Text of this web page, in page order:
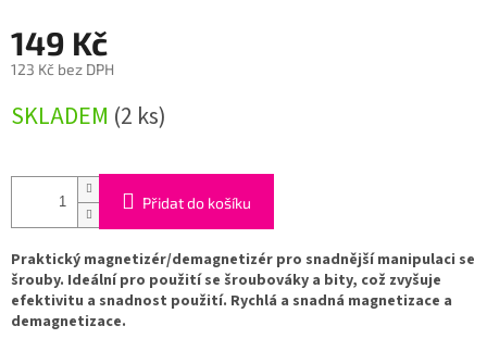
149 Kč
123 Kč bez DPH
cena:
SKLADEM (2 ks)
Přidat do košíku
Praktický magnetizér/demagnetizér pro snadnější manipulaci se
šrouby. Ideální pro použití se šroubováky a bity, což zvyšuje
efektivitu a snadnost použití. Rychlá a snadná magnetizace a
demagnetizace.